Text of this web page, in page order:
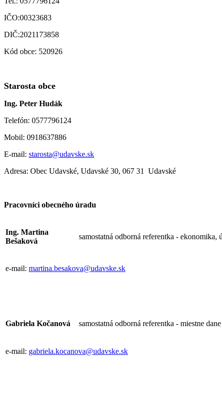
IČO:00323683
DIČ:2021173858
Kód obce: 520926
Starosta obce
Ing. Peter Hudák
Telefón: 0577796124
Mobil: 0918637886
E-mail: starosta@udavske.sk
Adresa: Obec Udavské, Udavské 30, 067 31 Udavské
Pracovníci obecného úradu
Ing. Martina
Bešaková
samostatná odborná referentka - ekonomika,
e-mail: martina.besakova@udavske.sk
Gabriela Kočanová samostatná odborná referentka - miestne
e-mail: gabriela.kocanova@udavske.sk